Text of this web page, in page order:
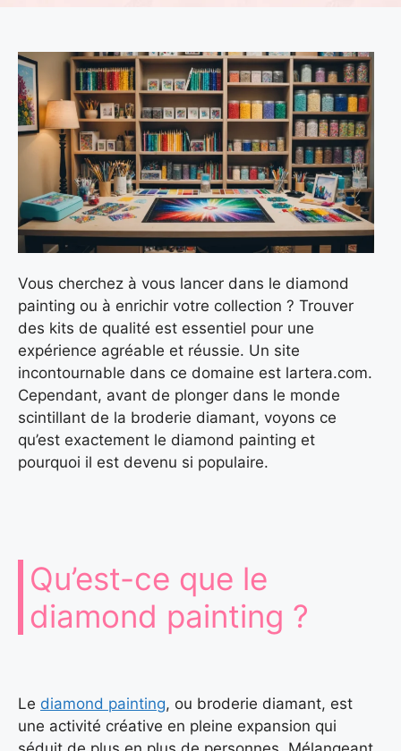
Vous cherchez à vous lancer dans le diamond
painting ou à enrichir votre collection ? Trouver
des kits de qualité est essentiel pour une
expérience agréable et réussie. Un site
incontournable dans ce domaine est lartera.com.
Cependant, avant de plonger dans le monde
scintillant de la broderie diamant, voyons ce
qu’est exactement le diamond painting et
pourquoi il est devenu si populaire.
Qu’est-ce que le
diamond painting ?
Le diamond painting, ou broderie diamant, est
une activité créative en pleine expansion qui